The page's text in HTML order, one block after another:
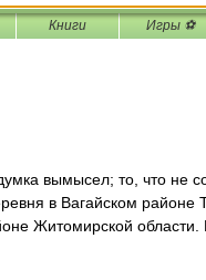
Книги Игры ⚽
вымысел; то, что не
в Вагайском районе
Житомирской области.